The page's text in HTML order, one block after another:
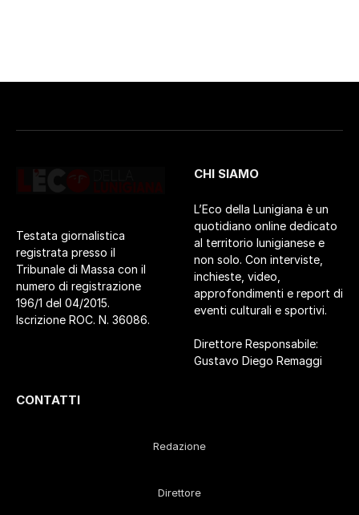
Testata giornalistica
registrata presso il
Tribunale di Massa con il
numero di registrazione
196/1 del 04/2015.
Iscrizione ROC. N. 36086.
CHI SIAMO
L’Eco della Lunigiana è un
quotidiano online dedicato
al territorio lunigianese e
non solo. Con interviste,
inchieste, video,
approfondimenti e report di
eventi culturali e sportivi.
Direttore Responsabile:
Gustavo Diego Remaggi
CONTATTI
Redazione
Direttore